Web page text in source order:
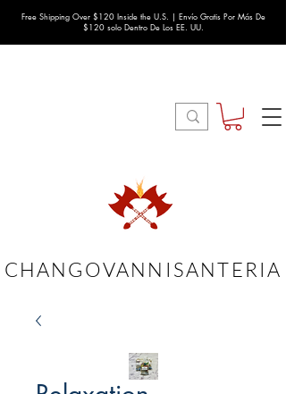
Free Shipping Over $120 Inside the U.S. | Envío Gratis Por Más De
$120 solo Dentro De Los EE. UU.
CHANGOVANNISANTERIA